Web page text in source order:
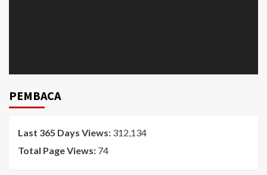
PEMBACA
Last 365 Days Views: 312,134
Total Page Views: 74